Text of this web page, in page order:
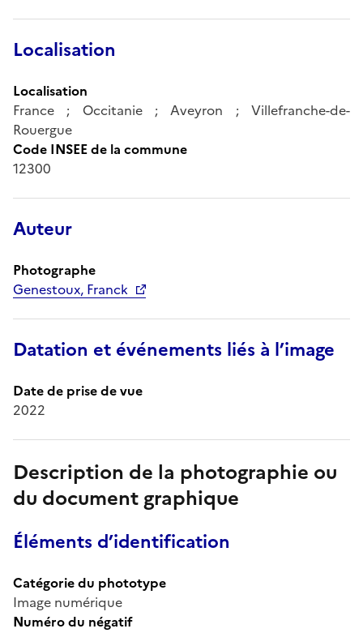
Localisation
Localisation
France ; Occitanie ; Aveyron ; Villefranche-de-
Rouergue
Code INSEE de la commune
12300
Auteur
Photographe
Genestoux, Franck
Datation et événements liés à l’image
Date de prise de vue
2022
Description de la photographie ou
du document graphique
Éléments d’identification
Catégorie du phototype
Image numérique
Numéro du négatif